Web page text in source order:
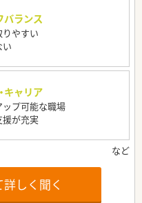
バランス
やすい
い
キャリア
ップ可能な職場
が充実
しく聞く